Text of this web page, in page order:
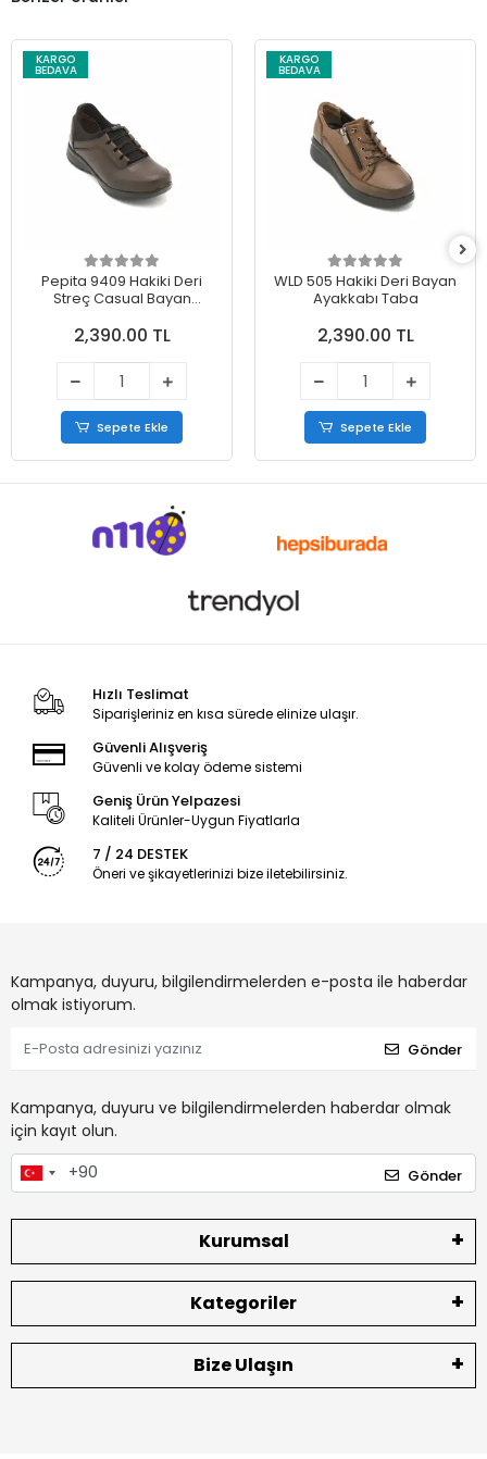
KARGO
BEDAVA
Pepita 9409 Hakiki Deri
Streç Casual Bayan
2,390.00 TL
Sepete Ekle
KARGO
BEDAVA
WLD 505 Hakiki Deri Bayan
Ayakkabı Taba
2,390.00 TL
Sepete Ekle
Hızlı Teslimat
Siparişleriniz en kısa sürede elinize ulaşır.
Güvenli Alışveriş
Güvenli ve kolay ödeme sistemi
Geniş Ürün Yelpazesi
Kaliteli Ürünler-Uygun Fiyatlarla
7 / 24 DESTEK
Öneri ve şikayetlerinizi bize iletebilirsiniz.
Kampanya, duyuru, bilgilendirmelerden e-posta ile haberdar
olmak istiyorum.
Gönder
Kampanya, duyuru ve bilgilendirmelerden haberdar olmak
için kayıt olun.
Gönder
Kurumsal
Kategoriler
Bize Ulaşın